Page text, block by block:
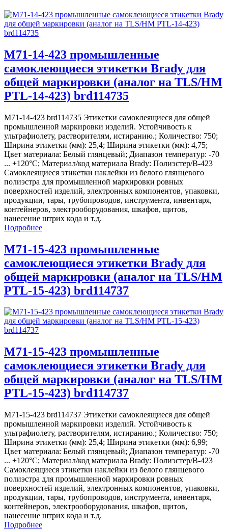
M71-14-423 промышленные
самоклеющиеся этикетки Brady для
общей маркировки (аналог на TLS/HM
PTL-14-423) brd114735
M71-14-423 brd114735 Этикетки самоклеящиеся для общей
промышленной маркировки изделий. Устойчивость к
ультрафиолету, растворителям, истиранию.; Количество: 750;
Ширина этикетки (мм): 25,4; Ширина этикетки (мм): 4,75;
Цвет материала: Белый глянцевый; Диапазон температур: -70
... +120°С; Материал/код материала Brady: Полиэстер/В-423
Самоклеящиеся этикетки наклейки из белого глянцевого
полиэстра для промышленной маркировки ровных
поверхностей изделий, электронных компонентов, упаковки,
продукции, тары, трубопроводов, инструмента, инвентаря,
контейнеров, электрооборудования, шкафов, щитов,
нанесение штрих кода и т.д.
Подробнее
M71-15-423 промышленные
самоклеющиеся этикетки Brady для
общей маркировки (аналог на TLS/HM
PTL-15-423) brd114737
M71-15-423 промышленные
самоклеющиеся этикетки Brady для
общей маркировки (аналог на TLS/HM
PTL-15-423) brd114737
M71-15-423 brd114737 Этикетки самоклеящиеся для общей
промышленной маркировки изделий. Устойчивость к
ультрафиолету, растворителям, истиранию.; Количество: 750;
Ширина этикетки (мм): 25,4; Ширина этикетки (мм): 6,99;
Цвет материала: Белый глянцевый; Диапазон температур: -70
... +120°С; Материал/код материала Brady: Полиэстер/В-423
Самоклеящиеся этикетки наклейки из белого глянцевого
полиэстра для промышленной маркировки ровных
поверхностей изделий, электронных компонентов, упаковки,
продукции, тары, трубопроводов, инструмента, инвентаря,
контейнеров, электрооборудования, шкафов, щитов,
нанесение штрих кода и т.д.
Подробнее